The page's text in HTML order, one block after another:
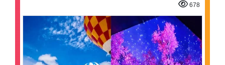
678